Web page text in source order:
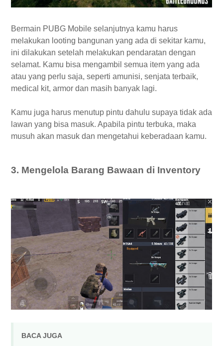
Bermain PUBG Mobile selanjutnya kamu harus
melakukan looting bangunan yang ada di sekitar kamu,
ini dilakukan setelah melakukan pendaratan dengan
selamat. Kamu bisa mengambil semua item yang ada
atau yang perlu saja, seperti amunisi, senjata terbaik,
medical kit, armor dan masih banyak lagi.
Kamu juga harus menutup pintu dahulu supaya tidak ada
lawan yang bisa masuk. Apabila pintu terbuka, maka
musuh akan masuk dan mengetahui keberadaan kamu.
3. Mengelola Barang Bawaan di Inventory
BACA JUGA